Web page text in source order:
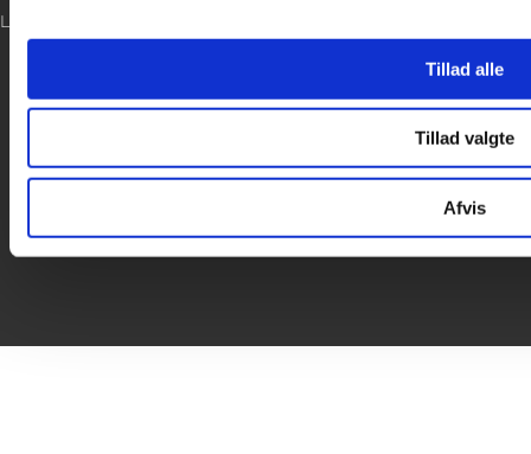
Tillad alle
Tillad valgte
Afvis
LOG IND